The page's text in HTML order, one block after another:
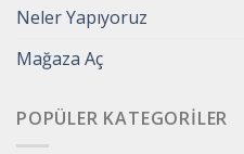
Neler Yapıyoruz
Mağaza Aç
POPÜLER KATEGORILER